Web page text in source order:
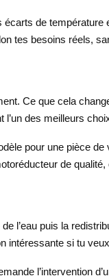
de
tes besoins réels,
Ce que cela
l’un des meilleurs
pour une pièce
de
l’eau puis la
intéressante si tu
l’intervention